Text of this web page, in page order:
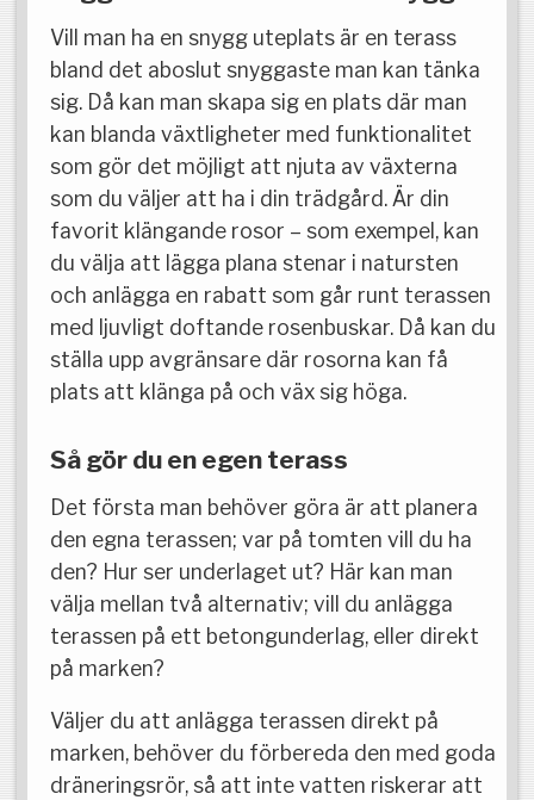
Vill man ha en snygg uteplats är en terass
bland det aboslut snyggaste man kan tänka
sig. Då kan man skapa sig en plats där man
kan blanda växtligheter med funktionalitet
som gör det möjligt att njuta av växterna
som du väljer att ha i din trädgård. Är din
favorit klängande rosor – som exempel, kan
du välja att lägga plana stenar i natursten
och anlägga en rabatt som går runt terassen
med ljuvligt doftande rosenbuskar. Då kan du
ställa upp avgränsare där rosorna kan få
plats att klänga på och väx sig höga.
Så gör du en egen terass
Det första man behöver göra är att planera
den egna terassen; var på tomten vill du ha
den? Hur ser underlaget ut? Här kan man
välja mellan två alternativ; vill du anlägga
terassen på ett betongunderlag, eller direkt
på marken?
Väljer du att anlägga terassen direkt på
marken, behöver du förbereda den med goda
dräneringsrör, så att inte vatten riskerar att